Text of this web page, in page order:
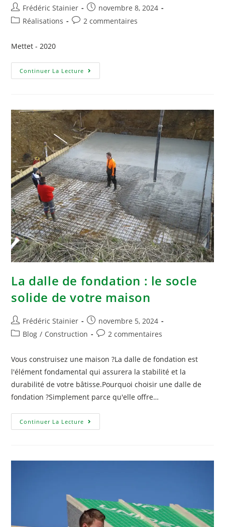
Frédéric Stainier
novembre 8, 2024
Réalisations
2 commentaires
Mettet - 2020
Continuer La Lecture
La dalle de fondation : le socle
solide de votre maison
Frédéric Stainier
novembre 5, 2024
Blog / Construction 2 commentaires
Vous construisez une maison ?La dalle de fondation est
l'élément fondamental qui assurera la stabilité et la
durabilité de votre bâtisse.Pourquoi choisir une dalle de
fondation ?Simplement parce qu'elle offre…
Continuer La Lecture